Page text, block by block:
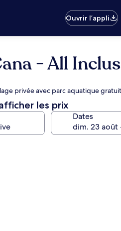
Ouvrir l’appli
- All
privée avec parc aquatique
les prix
Dates